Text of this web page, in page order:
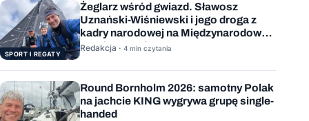
SPORT I REGATY
Żeglarz wśród gwiazd. Sławosz
Uznański-Wiśniewski i jego droga z
kadry narodowej na Międzynarodową
Stację Kosmiczną
Redakcja · 4 min czytania
Round Bornholm 2026: samotny Polak
na jachcie KING wygrywa grupę single-
handed